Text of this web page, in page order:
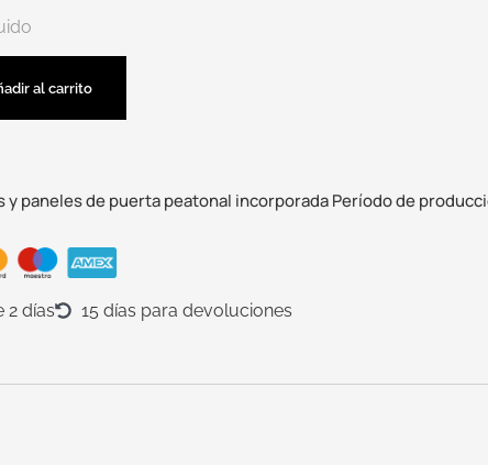
al carrito
y paneles de puerta peatonal incorporada Período de
2 días 15 días para devoluciones